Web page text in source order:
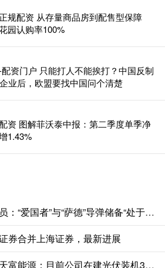
规配资 从存量商品房到配售型保障
园认购率100%
资门户 只能打人不能挨打？中国反制
业后，欧盟要找中国问个清楚
资 图解菲沃泰中报：第二季度单季净
1.43%
福州股票配资 美官员：“爱国者”与“萨德”导弹储备“处于极低水平”
券合并上海证券，最新进展
股票里怎么用杠杆 天富能源：目前公司在建光伏装机300兆瓦